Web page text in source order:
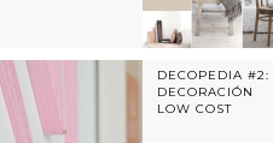
DECOPEDIA #2:
DECORACIÓN
LOW COST